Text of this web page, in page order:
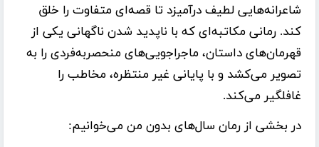
شاعرانه‌هایی لطیف درآمیزد تا قصه‌ای متفاوت را خلق
کند. رمانی مکاتبه‌ای که با ناپدید شدن ناگهانی یکی از
قهرمان‌های داستان، ماجراجویی‌های منحصربه‌فردی را به
تصویر می‌کشد و با پایانی غیر منتظره، مخاطب را
غافلگیر می‌کند.
در بخشی از رمان سال‌های بدون من می‌خوانیم: